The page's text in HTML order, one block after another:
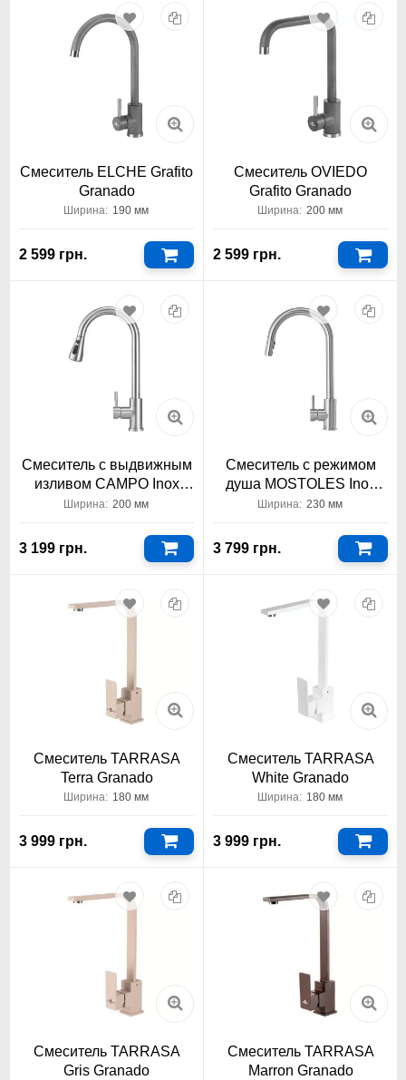
Смеситель ELCHE Grafito
Granado
Ширина: 190 мм
2 599 грн.
Смеситель OVIEDO
Grafito Granado
Ширина: 200 мм
2 599 грн.
Смеситель с выдвижным
изливом CAMPO Inox
Granado
Ширина: 200 мм
3 199 грн.
Смеситель с режимом
душа MOSTOLES Inox
Granado
Ширина: 230 мм
3 799 грн.
Смеситель TARRASA
Terra Granado
Ширина: 180 мм
3 999 грн.
Смеситель TARRASA
White Granado
Ширина: 180 мм
3 999 грн.
Смеситель TARRASA
Gris Granado
Смеситель TARRASA
Marron Granado